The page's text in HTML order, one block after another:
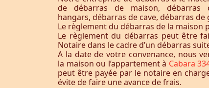
de débarras de maison, débarras
hangars, débarras de cave, débarras
Le règlement du débarras de la maison
Le règlement du débarras peut être
Notaire dans le cadre d’un débarras
A la date de votre convenance, nous
la maison ou l’appartement à Cabara
peut être payée par le notaire en
évite de faire une avance de frais.